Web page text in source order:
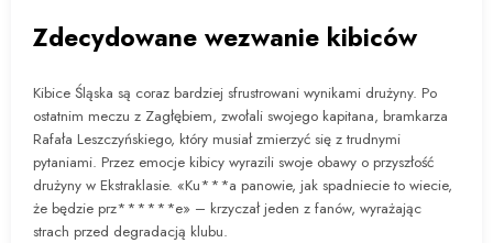
Zdecydowane wezwanie kibiców
Kibice Śląska są coraz bardziej sfrustrowani wynikami drużyny. Po
ostatnim meczu z Zagłębiem, zwołali swojego kapitana, bramkarza
Rafała Leszczyńskiego, który musiał zmierzyć się z trudnymi
pytaniami. Przez emocje kibicy wyrazili swoje obawy o przyszłość
drużyny w Ekstraklasie. «Ku***a panowie, jak spadniecie to wiecie,
że będzie prz******e» – krzyczał jeden z fanów, wyrażając
strach przed degradacją klubu.